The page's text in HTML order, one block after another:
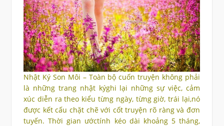
Nhật Ký Son Môi – Toàn bộ cuốn truyện không phải
là những trang nhật kýghi lại những sự việc, cảm
xúc diễn ra theo kiểu từng ngày, từng giờ, trái lại,nó
được kết cấu chặt chẽ với cốt truyện rõ ràng và đơn
tuyến. Thời gian ướctính kéo dài khoảng 5 tháng,